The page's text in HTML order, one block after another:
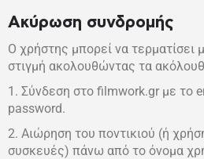
Ακύρωση συνδρομής
Ο χρήστης μπορεί να τερματίσει
στιγμή ακολουθώντας τα
1. Σύνδεση στο filmwork.gr με το
password.
2. Αιώρηση του ποντικιού (ή
συσκευές) πάνω από το όνομα